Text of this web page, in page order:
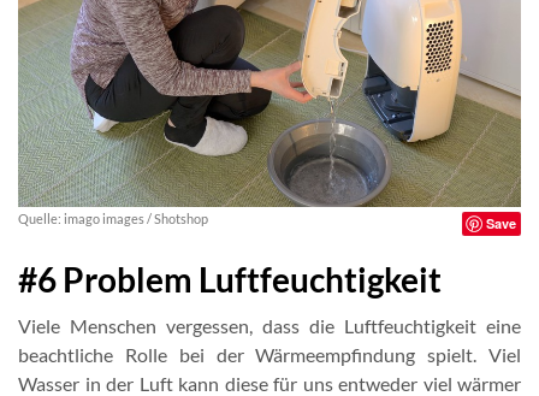
Quelle: imago images / Shotshop Save
#6 Problem Luftfeuchtigkeit
Viele Menschen vergessen, dass die Luftfeuchtigkeit eine
beachtliche Rolle bei der Wärmeempfindung spielt. Viel
Wasser in der Luft kann diese für uns entweder viel wärmer